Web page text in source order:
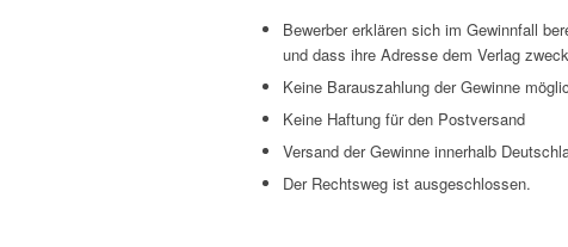
Bewerber erklären sich im Gewinnfall
und dass ihre Adresse dem Verlag
Keine Barauszahlung der Gewinne
Keine Haftung für den Postversand
Versand der Gewinne innerhalb
Der Rechtsweg ist ausgeschlossen.